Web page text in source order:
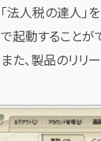
「法人税の達人」
で起動することが
また、製品のリリ